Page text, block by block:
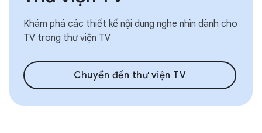
Khám phá các thiết kế nội dung nghe nhìn dành cho
TV trong thư viện TV
Chuyển đến thư viện TV